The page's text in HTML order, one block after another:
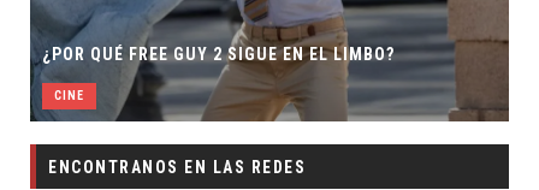
¿POR QUÉ FREE GUY 2 SIGUE EN EL LIMBO?
CINE
ENCONTRANOS EN LAS REDES